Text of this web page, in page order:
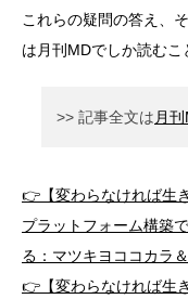
これらの疑問の答え、
は月刊MDでしか読むこ
>> 記事全文は 月
👉【変わらなければ生
プラットフォーム構築
る：マツキヨココカラ
👉【変わらなければ生